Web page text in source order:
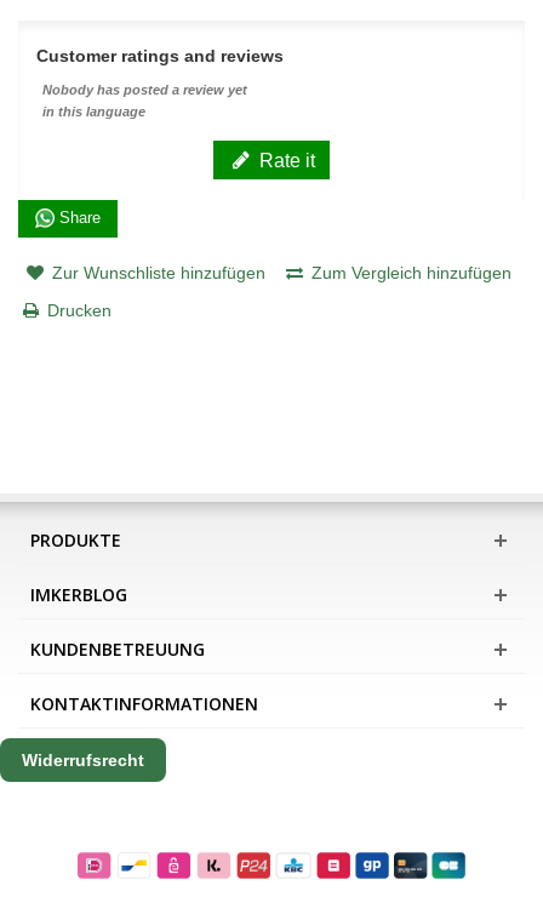
Customer ratings and reviews
Nobody has posted a review yet
in this language
Rate it
Share
Zur Wunschliste hinzufügen
Zum Vergleich hinzufügen
Drucken
PRODUKTE
IMKERBLOG
KUNDENBETREUUNG
KONTAKTINFORMATIONEN
Widerrufsrecht